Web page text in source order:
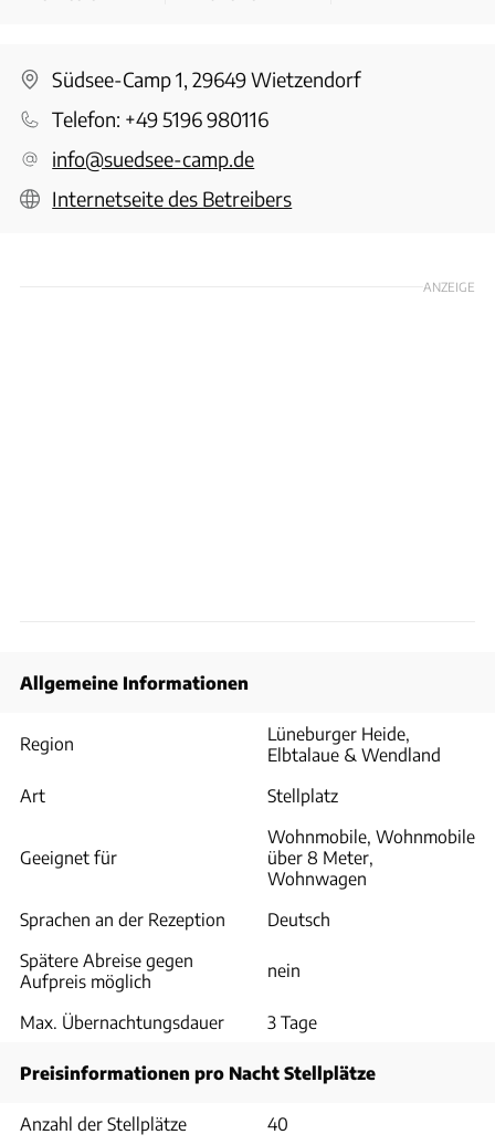
Südsee-Camp 1, 29649 Wietzendorf
Telefon: +49 5196 980116
info@suedsee-camp.de
Internetseite des Betreibers
ANZEIGE
Allgemeine Informationen
Region
Lüneburger Heide,
Elbtalaue & Wendland
Art
Stellplatz
Geeignet für
Wohnmobile, Wohnmobile
über 8 Meter,
Wohnwagen
Sprachen an der Rezeption
Deutsch
Spätere Abreise gegen
Aufpreis möglich
nein
Max. Übernachtungsdauer 3 Tage
Preisinformationen pro Nacht Stellplätze
Anzahl der Stellplätze
40